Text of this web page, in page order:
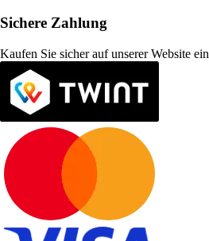
Sichere Zahlung
Kaufen Sie sicher auf unserer Website ein